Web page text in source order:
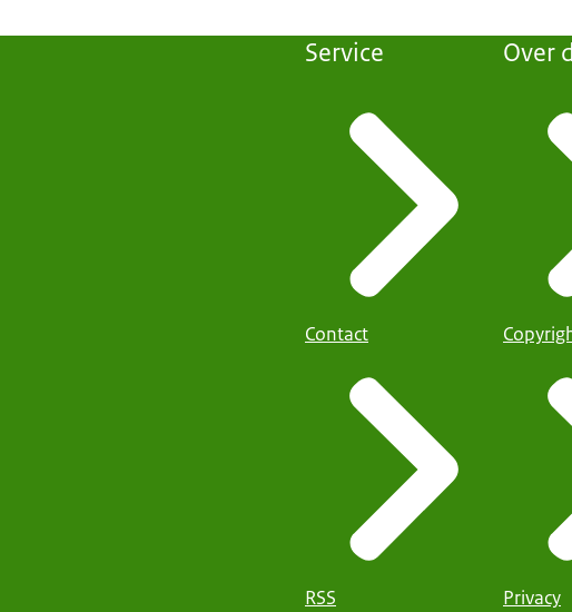
Service
Contact
RSS
Over
Privacy